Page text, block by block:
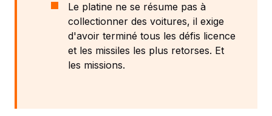
Le platine ne se résume pas à
collectionner des voitures, il exige
d'avoir terminé tous les défis licence
et les missiles les plus retorses. Et
les missions.